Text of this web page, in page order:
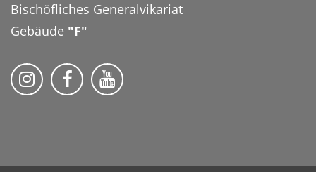
Bischöfliches Generalvikariat
Gebäude "F"
Bistum Trier auf Instragram
Bistum Trier auf Facebook
Bistum Trier auf YouTube